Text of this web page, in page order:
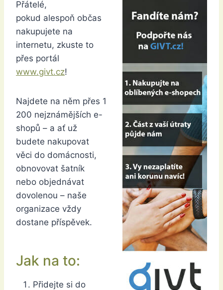
Přátelé,
pokud alespoň občas
nakupujete na
internetu, zkuste to
přes portál
www.givt.cz!
Najdete na něm přes 1
200 nejznámějších e-
shopů – a ať už
budete nakupovat
věci do domácnosti,
obnovovat šatník
nebo objednávat
dovolenou – naše
organizace vždy
dostane příspěvek.
Jak na to:
Přidejte si do